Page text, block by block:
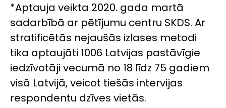
*Aptauja veikta 2020. gada martā
sadarbībā ar pētījumu centru SKDS. Ar
stratificētās nejaušās izlases metodi
tika aptaujāti 1006 Latvijas pastāvīgie
iedzīvotāji vecumā no 18 līdz 75 gadiem
visā Latvijā, veicot tiešās intervijas
respondentu dzīves vietās.